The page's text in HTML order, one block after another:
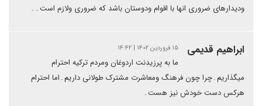
ودیدارهای ضروری انها با اقوام ودوستان باشد که ضروری ولازم است۔۔
ابراهیم قدیمی ۱۵ فروردین ۱۴۰۲ | ۱۴:۴۲
ما به پرزیدنت اردوغان ومردم ترکیه احترام
میگذاریم۔چرا چون فرهنگ ومعاشرت مشترک طولانی داریم۔اما احترام
هرکس دست خودش نیز هست۔